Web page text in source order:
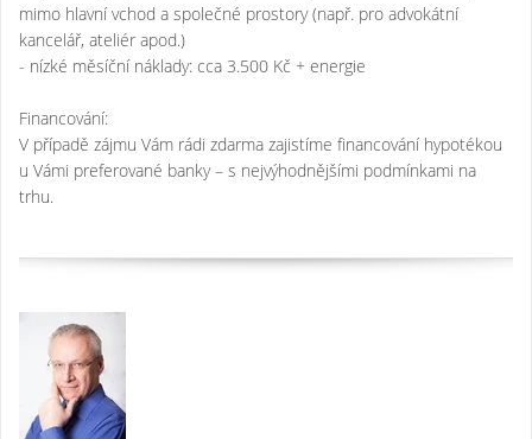
mimo hlavní vchod a společné prostory (např. pro advokátní
kancelář, ateliér apod.)
- nízké měsíční náklady: cca 3.500 Kč + energie
Financování:
V případě zájmu Vám rádi zdarma zajistíme financování hypotékou
u Vámi preferované banky – s nejvýhodnějšími podmínkami na
trhu.